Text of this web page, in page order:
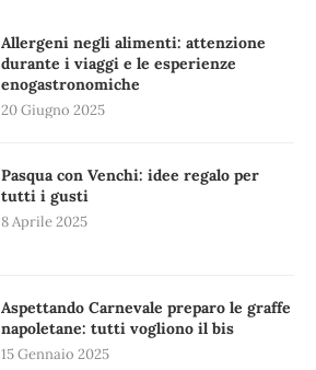
Allergeni negli alimenti: attenzione
durante i viaggi e le esperienze
enogastronomiche
20 Giugno 2025
Pasqua con Venchi: idee regalo per
tutti i gusti
8 Aprile 2025
Aspettando Carnevale preparo le graffe
napoletane: tutti vogliono il bis
15 Gennaio 2025